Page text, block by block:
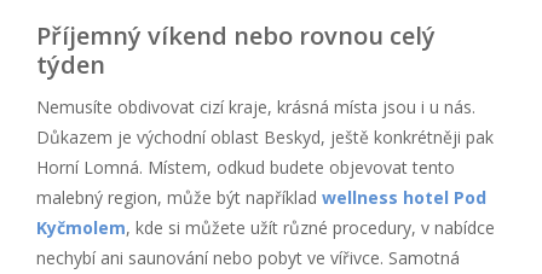
Příjemný víkend nebo rovnou celý
týden
Nemusíte obdivovat cizí kraje, krásná místa jsou i u nás.
Důkazem je východní oblast Beskyd, ještě konkrétněji pak
Horní Lomná. Místem, odkud budete objevovat tento
malebný region, může být například wellness hotel Pod
Kyčmolem, kde si můžete užít různé procedury, v nabídce
nechybí ani saunování nebo pobyt ve vířivce. Samotná